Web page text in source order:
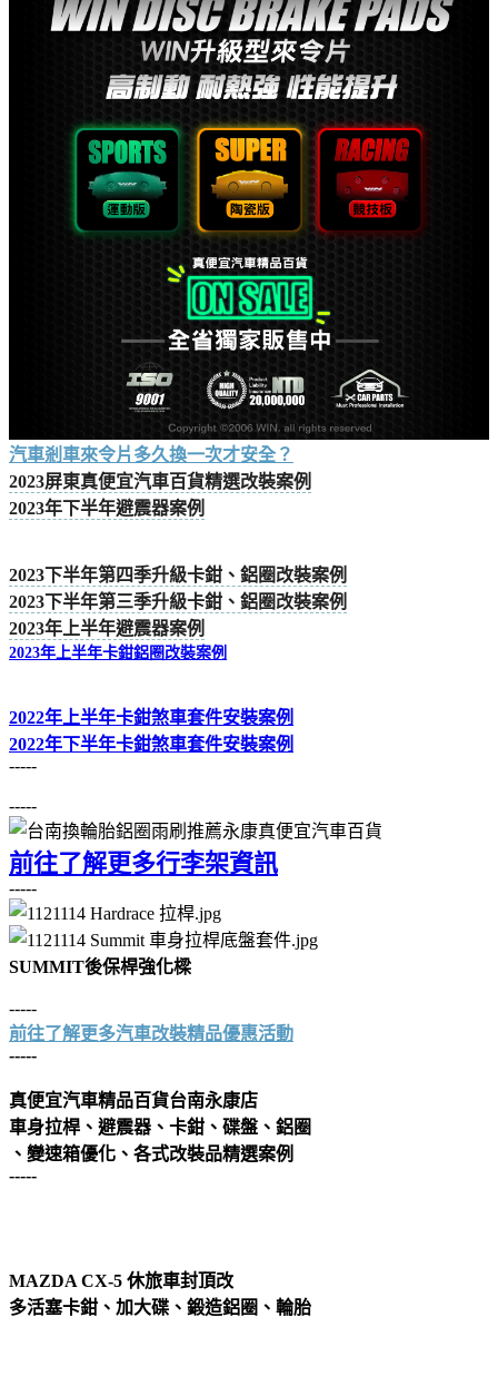
汽車剎車來令片多久換一次才安全？
2023屏東真便宜汽車百貨精選改裝案例
2023年下半年避震器案例
2023下半年第四季升級卡鉗、鋁圈改裝案例
2023下半年第三季升級卡鉗、鋁圈改裝案例
2023年上半年避震器案例
2023年上半年卡鉗鋁圈改裝案例
2022年上半年卡鉗煞車套件安裝案例
2022年下半年卡鉗煞車套件安裝案例
-----
-----
前往了解更多行李架資訊
-----
SUMMIT後保桿強化樑
-----
前往了解更多汽車改裝精品優惠活動
-----
真便宜汽車精品百貨台南永康店
車身拉桿、避震器、 卡鉗 、碟盤、 鋁圈
、變速箱優化、各式改裝品精選案例
-----
MAZDA CX-5 休旅車封頂改
多活塞卡鉗、加大碟、鍛造鋁圈、輪胎